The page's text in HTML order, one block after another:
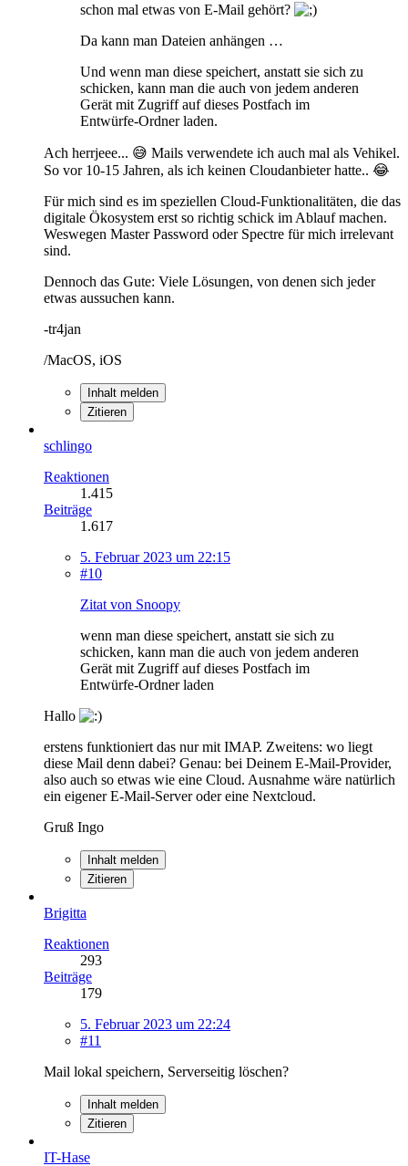
schon mal etwas von E-Mail gehört?
Da kann man Dateien anhängen …
Und wenn man diese speichert, anstatt sie sich zu
schicken, kann man die auch von jedem anderen
Gerät mit Zugriff auf dieses Postfach im
Entwürfe-Ordner laden.
Ach herrjeee... 😅 Mails verwendete ich auch mal als Vehikel.
So vor 10-15 Jahren, als ich keinen Cloudanbieter hatte.. 😂
Für mich sind es im speziellen Cloud-Funktionalitäten, die das
digitale Ökosystem erst so richtig schick im Ablauf machen.
Weswegen Master Password oder Spectre für mich irrelevant
sind.
Dennoch das Gute: Viele Lösungen, von denen sich jeder
etwas aussuchen kann.
-tr4jan
/MacOS, iOS
Inhalt melden
Zitieren
schlingo
Reaktionen
1.415
Beiträge
1.617
5. Februar 2023 um 22:15
#10
Zitat von Snoopy
wenn man diese speichert, anstatt sie sich zu
schicken, kann man die auch von jedem anderen
Gerät mit Zugriff auf dieses Postfach im
Entwürfe-Ordner laden
Hallo
erstens funktioniert das nur mit IMAP. Zweitens: wo liegt
diese Mail denn dabei? Genau: bei Deinem E-Mail-Provider,
also auch so etwas wie eine Cloud. Ausnahme wäre natürlich
ein eigener E-Mail-Server oder eine Nextcloud.
Gruß Ingo
Inhalt melden
Zitieren
Brigitta
Reaktionen
293
Beiträge
179
5. Februar 2023 um 22:24
#11
Mail lokal speichern, Serverseitig löschen?
Inhalt melden
Zitieren
IT-Hase